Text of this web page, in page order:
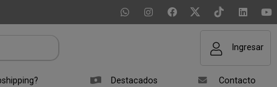
Ingresar
Destacados Contacto